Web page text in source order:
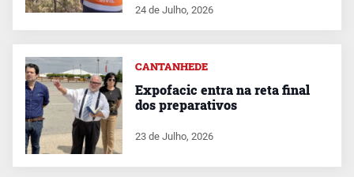
24 de Julho, 2026
CANTANHEDE
Expofacic entra na reta final
dos preparativos
23 de Julho, 2026